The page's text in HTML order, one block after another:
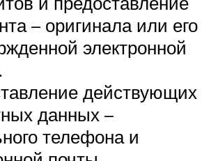
– оригинала или его
электронной
действующих
данных –
телефона и